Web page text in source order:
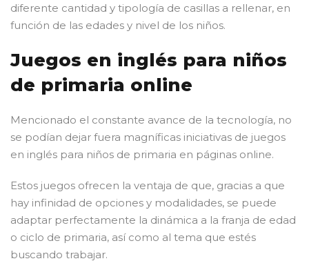
diferente cantidad y tipología de casillas a rellenar, en
función de las edades y nivel de los niños.
Juegos en inglés para niños
de primaria online
Mencionado el constante avance de la tecnología, no
se podían dejar fuera magníficas iniciativas de juegos
en inglés para niños de primaria en páginas online.
Estos juegos ofrecen la ventaja de que, gracias a que
hay infinidad de opciones y modalidades, se puede
adaptar perfectamente la dinámica a la franja de edad
o ciclo de primaria, así como al tema que estés
buscando trabajar.